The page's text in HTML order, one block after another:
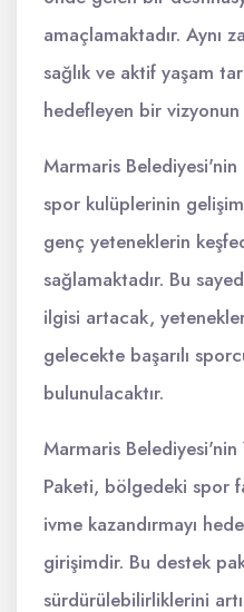
amaçlamaktadır. Aynı
sağlık ve aktif yaşam
hedefleyen bir vizyonun
Marmaris
spor kulüplerinin
genç yeteneklerin
sağlamaktadır. Bu
ilgisi artacak,
gelecekte başarılı
bulunulacaktır.
Marmaris
Paketi, bölgedeki spor
ivme kazandırmayı
girişimdir. Bu destek
sürdürülebilirliklerini